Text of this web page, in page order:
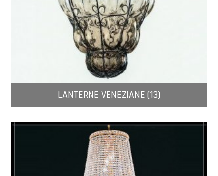
LANTERNE VENEZIANE (13)